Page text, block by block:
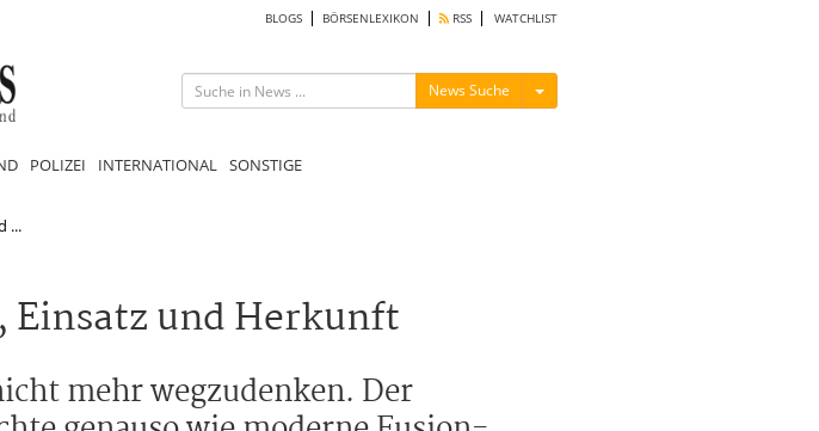
BLOGS BÖRSENLEXIKON RSS WATCHLIST
News Suche Menü ein-/ausblenden
POLIZEI INTERNATIONAL SONSTIGE
...
Einsatz und Herkunft
mehr wegzudenken. Der